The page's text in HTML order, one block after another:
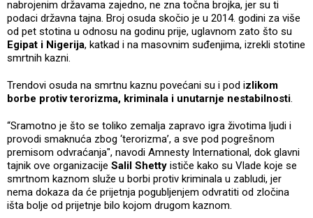
nabrojenim državama zajedno, ne zna točna brojka, jer su ti
podaci državna tajna. Broj osuda skočio je u 2014. godini za više
od pet stotina u odnosu na godinu prije, uglavnom zato što su
Egipat i Nigerija, katkad i na masovnim suđenjima, izrekli stotine
smrtnih kazni.
Trendovi osuda na smrtnu kaznu povećani su i pod izlikom
borbe protiv terorizma, kriminala i unutarnje nestabilnosti
“Sramotno je što se toliko zemalja zapravo igra životima ljudi i
provodi smaknuća zbog ‘terorizma’, a sve pod pogrešnom
premisom odvraćanja", navodi Amnesty International, dok glavni
tajnik ove organizacije Salil Shetty ističe kako su Vlade koje se
smrtnom kaznom služe u borbi protiv kriminala u zabludi, jer
nema dokaza da će prijetnja pogubljenjem odvratiti od zločina
išta bolje od prijetnje bilo kojom drugom kaznom.